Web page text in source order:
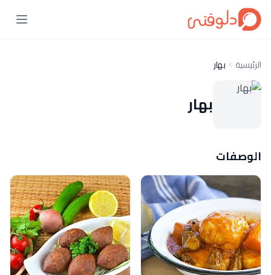
الرئيسية بهار
بهار
الوصفات